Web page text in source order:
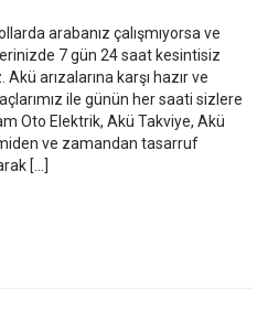
arabanız çalışmıyorsa ve
7 gün 24 saat kesintisiz
arızalarına karşı hazır ve
ile günün her saati sizlere
Oto Elektrik, Akü Takviye, Akü
ve zamandan tasarruf
[…]